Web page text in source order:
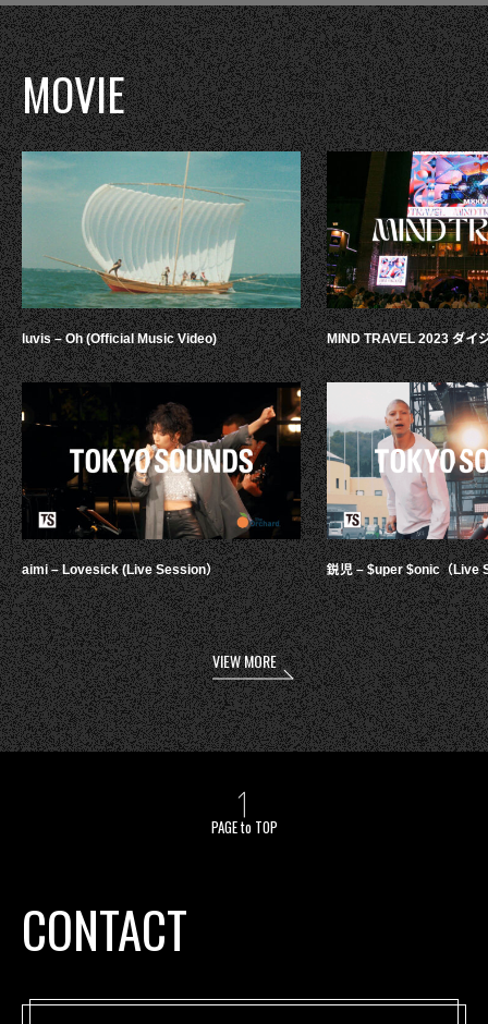
MOVIE
luvis – Oh (Official Music Video)
aimi – Lovesick (Live Session）
MIND TRAVEL 2023 ダイ
鋭児 – $uper $onic（Live
VIEW MORE
PAGE to TOP
CONTACT